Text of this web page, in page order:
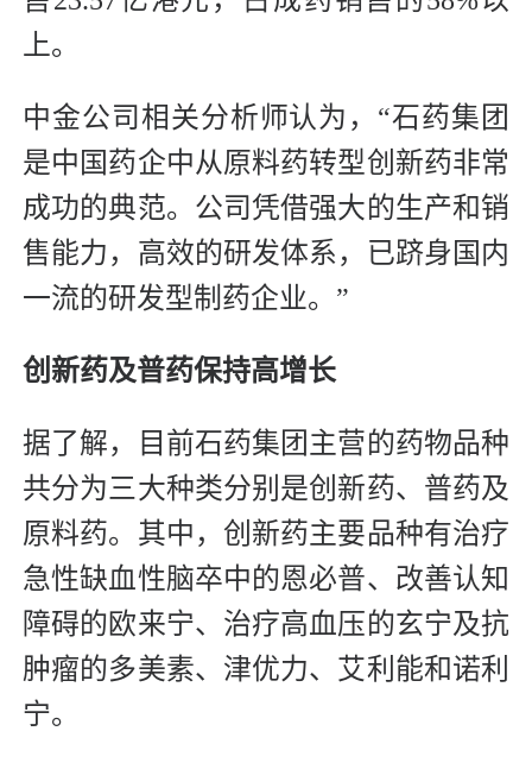
上。
中金公司相关分析师认为，“石药集团
是中国药企中从原料药转型创新药非常
成功的典范。公司凭借强大的生产和销
售能力，高效的研发体系，已跻身国内
一流的研发型制药企业。”
创新药及普药保持高增长
据了解，目前石药集团主营的药物品种
共分为三大种类分别是创新药、普药及
原料药。其中，创新药主要品种有治疗
急性缺血性脑卒中的恩必普、改善认知
障碍的欧来宁、治疗高血压的玄宁及抗
肿瘤的多美素、津优力、艾利能和诺利
宁。